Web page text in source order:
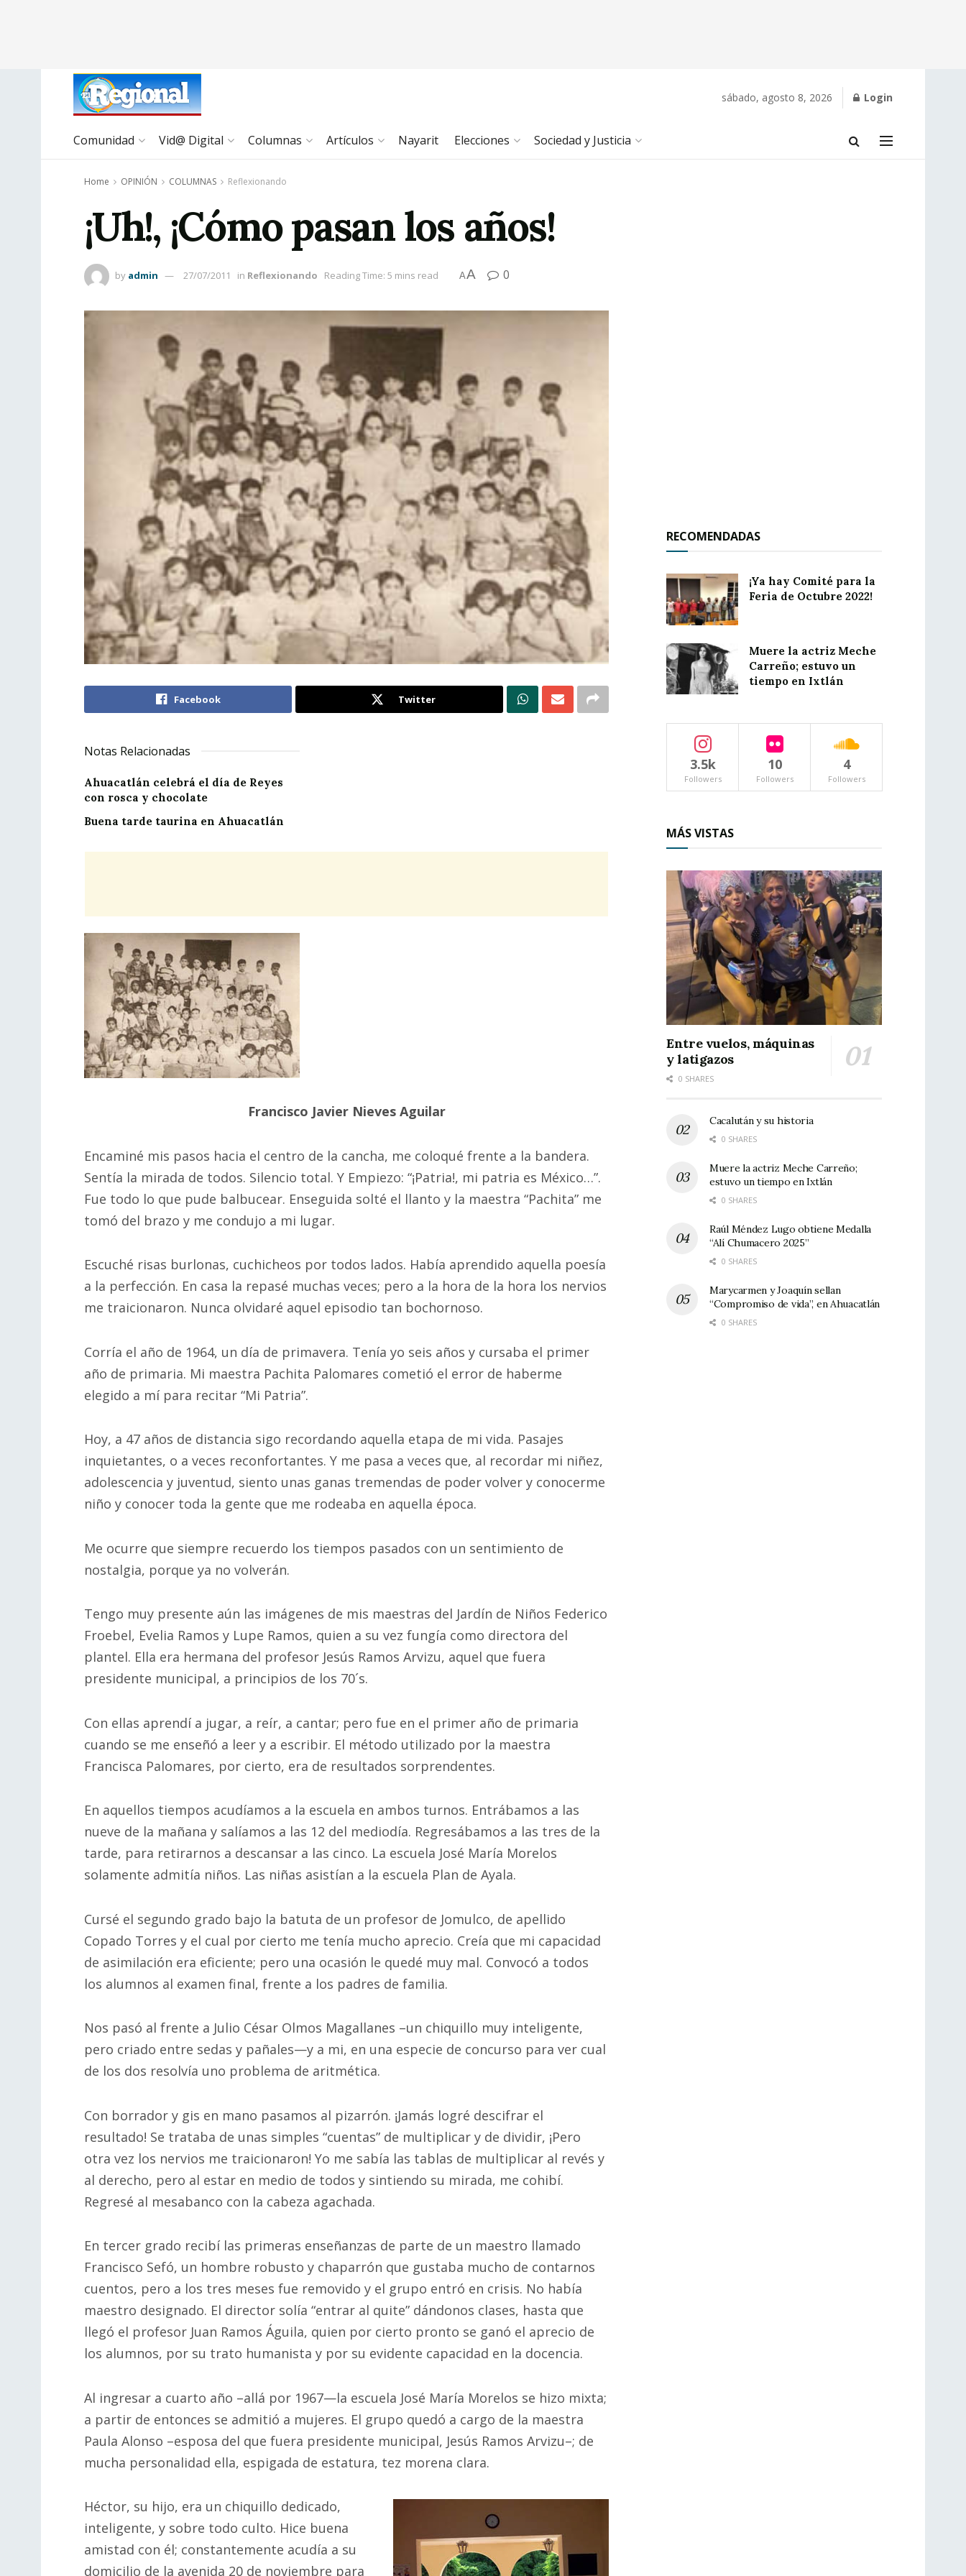
sábado, agosto 8, 2026 Login
Comunidad Vid@ Digital Columnas Artículos Nayarit Elecciones Sociedad y Justicia
Home OPINIÓN COLUMNAS Reflexionando
¡Uh!, ¡Cómo pasan los años!
by admin 27/07/2011 in Reflexionando Reading Time: 5 mins read AA 0
Facebook Twitter
Notas Relacionadas
Ahuacatlán celebrá el día de Reyes
con rosca y chocolate
Buena tarde taurina en Ahuacatlán
Francisco Javier Nieves Aguilar
Encaminé mis pasos hacia el centro de la cancha, me coloqué frente a la bandera.
Sentía la mirada de todos. Silencio total. Y Empiezo: “¡Patria!, mi patria es México…”.
Fue todo lo que pude balbucear. Enseguida solté el llanto y la maestra “Pachita” me
tomó del brazo y me condujo a mi lugar.
Escuché risas burlonas, cuchicheos por todos lados. Había aprendido aquella poesía
a la perfección. En casa la repasé muchas veces; pero a la hora de la hora los nervios
me traicionaron. Nunca olvidaré aquel episodio tan bochornoso.
Corría el año de 1964, un día de primavera. Tenía yo seis años y cursaba el primer
año de primaria. Mi maestra Pachita Palomares cometió el error de haberme
elegido a mí para recitar “Mi Patria”.
Hoy, a 47 años de distancia sigo recordando aquella etapa de mi vida. Pasajes
inquietantes, o a veces reconfortantes. Y me pasa a veces que, al recordar mi niñez,
adolescencia y juventud, siento unas ganas tremendas de poder volver y conocerme
niño y conocer toda la gente que me rodeaba en aquella época.
Me ocurre que siempre recuerdo los tiempos pasados con un sentimiento de
nostalgia, porque ya no volverán.
Tengo muy presente aún las imágenes de mis maestras del Jardín de Niños Federico
Froebel, Evelia Ramos y Lupe Ramos, quien a su vez fungía como directora del
plantel. Ella era hermana del profesor Jesús Ramos Arvizu, aquel que fuera
presidente municipal, a principios de los 70´s.
Con ellas aprendí a jugar, a reír, a cantar; pero fue en el primer año de primaria
cuando se me enseñó a leer y a escribir. El método utilizado por la maestra
Francisca Palomares, por cierto, era de resultados sorprendentes.
En aquellos tiempos acudíamos a la escuela en ambos turnos. Entrábamos a las
nueve de la mañana y salíamos a las 12 del mediodía. Regresábamos a las tres de la
tarde, para retirarnos a descansar a las cinco. La escuela José María Morelos
solamente admitía niños. Las niñas asistían a la escuela Plan de Ayala.
Cursé el segundo grado bajo la batuta de un profesor de Jomulco, de apellido
Copado Torres y el cual por cierto me tenía mucho aprecio. Creía que mi capacidad
de asimilación era eficiente; pero una ocasión le quedé muy mal. Convocó a todos
los alumnos al examen final, frente a los padres de familia.
Nos pasó al frente a Julio César Olmos Magallanes –un chiquillo muy inteligente,
pero criado entre sedas y pañales—y a mi, en una especie de concurso para ver cual
de los dos resolvía uno problema de aritmética.
Con borrador y gis en mano pasamos al pizarrón. ¡Jamás logré descifrar el
resultado! Se trataba de unas simples “cuentas” de multiplicar y de dividir, ¡Pero
otra vez los nervios me traicionaron! Yo me sabía las tablas de multiplicar al revés y
al derecho, pero al estar en medio de todos y sintiendo su mirada, me cohibí.
Regresé al mesabanco con la cabeza agachada.
En tercer grado recibí las primeras enseñanzas de parte de un maestro llamado
Francisco Sefó, un hombre robusto y chaparrón que gustaba mucho de contarnos
cuentos, pero a los tres meses fue removido y el grupo entró en crisis. No había
maestro designado. El director solía “entrar al quite” dándonos clases, hasta que
llegó el profesor Juan Ramos Águila, quien por cierto pronto se ganó el aprecio de
los alumnos, por su trato humanista y por su evidente capacidad en la docencia.
Al ingresar a cuarto año –allá por 1967—la escuela José María Morelos se hizo mixta;
a partir de entonces se admitió a mujeres. El grupo quedó a cargo de la maestra
Paula Alonso –esposa del que fuera presidente municipal, Jesús Ramos Arvizu–; de
mucha personalidad ella, espigada de estatura, tez morena clara.
Héctor, su hijo, era un chiquillo dedicado,
inteligente, y sobre todo culto. Hice buena
amistad con él; constantemente acudía a su
domicilio de la avenida 20 de noviembre para
RECOMENDADAS
¡Ya hay Comité para la
Feria de Octubre 2022!
Muere la actriz Meche
Carreño; estuvo un
tiempo en Ixtlán
3.5k
Followers
10
Followers
4
Followers
MÁS VISTAS
Entre vuelos, máquinas
y latigazos
0 SHARES
Cacalután y su historia
0 SHARES
Muere la actriz Meche Carreño;
estuvo un tiempo en Ixtlán
0 SHARES
Raúl Méndez Lugo obtiene Medalla
“Alí Chumacero 2025”
0 SHARES
Marycarmen y Joaquín sellan
“Compromiso de vida”, en Ahuacatlán
0 SHARES